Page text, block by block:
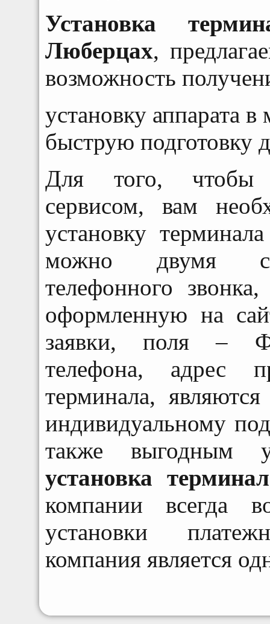
Установка
Люберцах,
возможность
установку аппарата
быструю подготовку
Для того, чтобы
сервисом, вам
установку
можно двумя
телефонного
оформленную на
заявки, поля –
телефона, адрес
терминала,
индивидуальному
также выгодным
установка
компании всегда
установки
компания является